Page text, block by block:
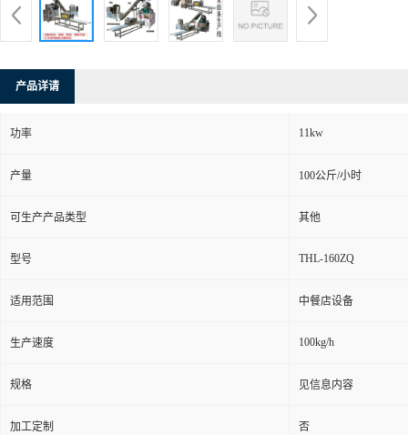
产品详请
功率 11kw
产量 100公斤/小时
可生产产品类型 其他
型号 THL-160ZQ
适用范围 中餐店设备
生产速度 100kg/h
规格 见信息内容
加工定制 否